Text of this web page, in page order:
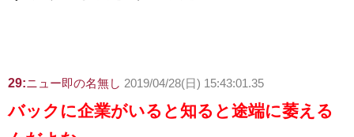
29:ニュー即の名無し 2019/04/28(日) 15:43:01.35
バックに企業がいると知ると途端に萎える